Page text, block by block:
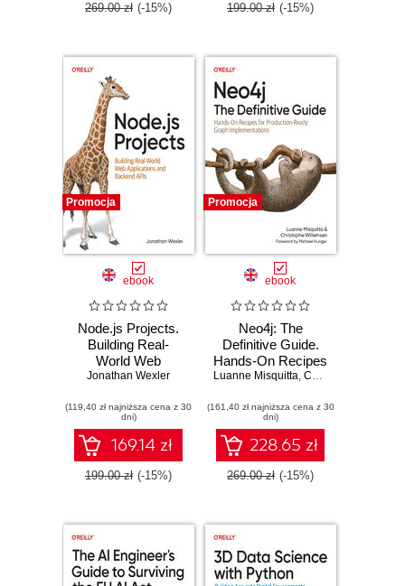
269.00 zł (-15%) 199.00 zł (-15%)
Promocja
ebook
Node.js Projects.
Building Real-
World Web
Applications and
Jonathan Wexler
(119,40 zł najniższa cena z 30
dni)
169.14 zł
199.00 zł (-15%)
Promocja
ebook
Neo4j: The
Definitive Guide.
Hands-On Recipes
for Production-
Implementations
Luanne Misquitta, Christophe Willemsen
(161,40 zł najniższa cena z 30
dni)
228.65 zł
269.00 zł (-15%)